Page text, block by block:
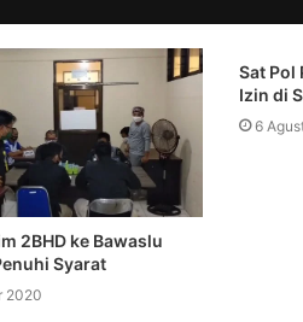
2BHD ke Bawaslu
Syarat
2020
Sat Pol
Izin di
6